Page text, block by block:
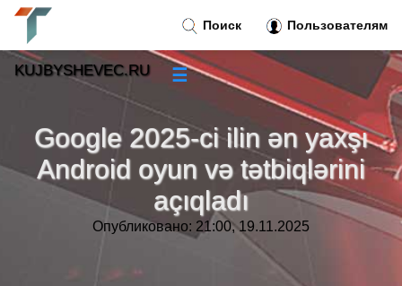
Google 2025-ci ilin ən yaxşı
Android oyun və tətbiqlərini
açıqladı
Опубликовано: 21:00, 19.11.2025
Поиск Пользователям
KUJBYSHEVEC.RU ☰
Новости»
Тренды новостей»
Рубрики»